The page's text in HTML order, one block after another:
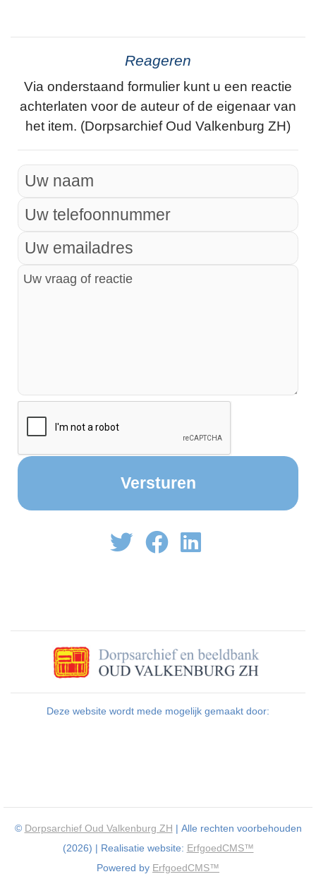
Reageren
Via onderstaand formulier kunt u een reactie
achterlaten voor de auteur of de eigenaar van
het item. (Dorpsarchief Oud Valkenburg ZH)
Deze website wordt mede mogelijk gemaakt door:
© Dorpsarchief Oud Valkenburg ZH | Alle rechten voorbehouden
(2026) | Realisatie website: ErfgoedCMS™
Powered by ErfgoedCMS™